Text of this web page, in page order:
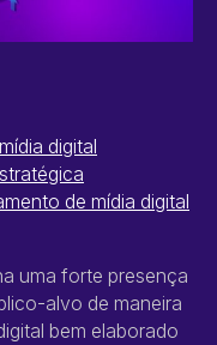
digital
de mídia digital
uma forte presença
alvo de maneira
bem elaborado